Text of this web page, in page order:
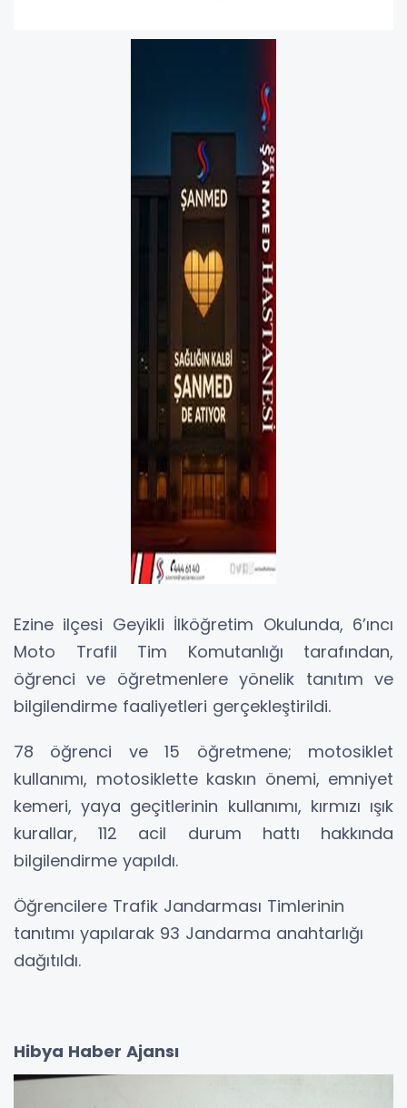
Ezine ilçesi Geyikli İlköğretim Okulunda, 6’ıncı
Moto Trafil Tim Komutanlığı tarafından,
öğrenci ve öğretmenlere yönelik tanıtım ve
bilgilendirme faaliyetleri gerçekleştirildi.
78 öğrenci ve 15 öğretmene; motosiklet
kullanımı, motosiklette kaskın önemi, emniyet
kemeri, yaya geçitlerinin kullanımı, kırmızı ışık
kurallar, 112 acil durum hattı hakkında
bilgilendirme yapıldı.
Öğrencilere Trafik Jandarması Timlerinin
tanıtımı yapılarak 93 Jandarma anahtarlığı
dağıtıldı.
Hibya Haber Ajansı